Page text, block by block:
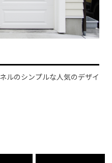
ルのシンプルな人気のデザイ